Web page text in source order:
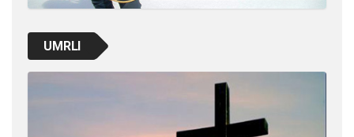
UMRLI